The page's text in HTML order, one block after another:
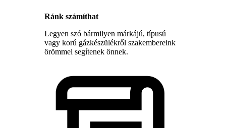
Ránk számíthat
Legyen szó bármilyen márkájú, típusú
vagy korú gázkészülékről szakembereink
örömmel segítenek önnek.